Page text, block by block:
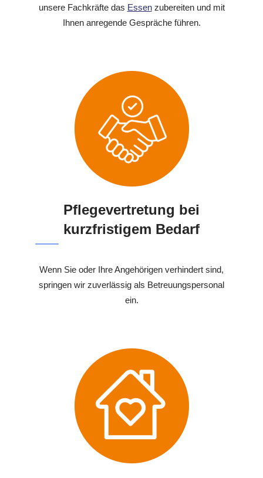
unsere Fachkräfte das Essenzubereiten und mit
Ihnen anregende Gespräche führen.
Pflegevertretung bei
kurzfristigem Bedarf
Wenn Sie oder Ihre Angehörigen verhindert sind,
springen wir zuverlässig als Betreuungspersonal
ein.